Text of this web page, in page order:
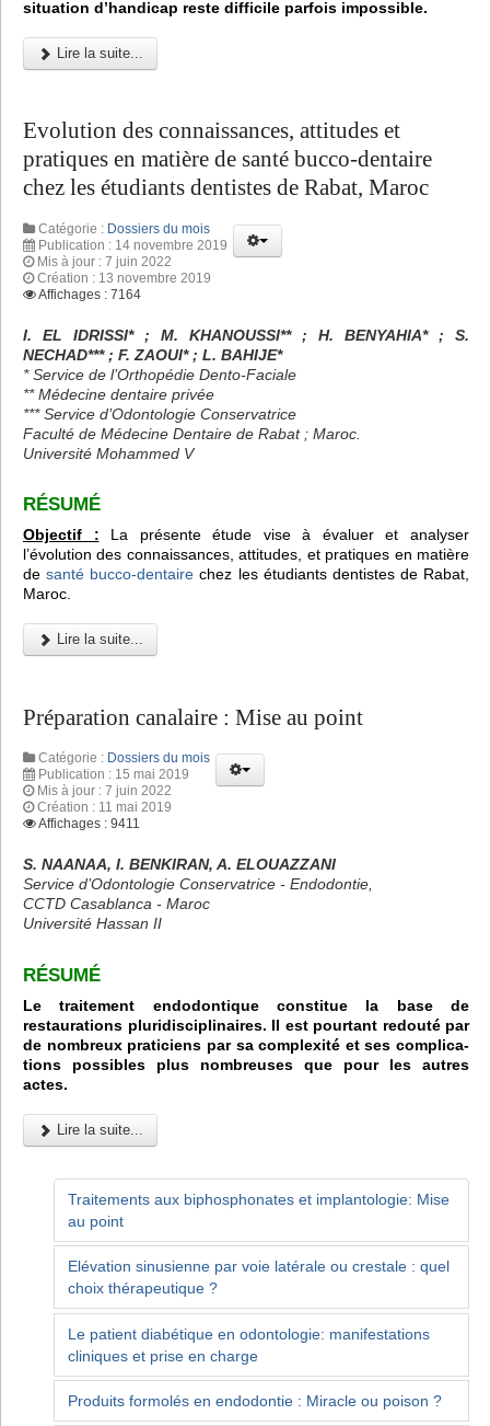
situation d’handicap reste difficile parfois impossible.
Lire la suite...
Evolution des connaissances, attitudes et
pratiques en matière de santé bucco-dentaire
chez les étudiants dentistes de Rabat, Maroc
Catégorie : Dossiers du mois
Publication : 14 novembre 2019
Mis à jour : 7 juin 2022
Création : 13 novembre 2019
Affichages : 7164
I. EL IDRISSI* ; M. KHANOUSSI** ; H. BENYAHIA* ; S.
NECHAD*** ; F. ZAOUI* ; L. BAHIJE*
* Service de l’Orthopédie Dento-Faciale
** Médecine dentaire privée
*** Service d’Odontologie Conservatrice
Faculté de Médecine Dentaire de Rabat ; Maroc.
Université Mohammed V
RÉSUMÉ
Objectif : La présente étude vise à évaluer et analyser
l’évolution des connaissances, attitudes, et pratiques en matière
desanté bucco-dentaire chez les étudiants dentistes de Rabat,
Maroc.
Lire la suite...
Préparation canalaire : Mise au point
Catégorie : Dossiers du mois
Publication : 15 mai 2019
Mis à jour : 7 juin 2022
Création : 11 mai 2019
Affichages : 9411
S. NAANAA, I. BENKIRAN, A. ELOUAZZANI
Service d’Odontologie Conservatrice - Endodontie,
CCTD Casablanca - Maroc
Université Hassan II
RÉSUMÉ
Le traitement endodontique constitue la base de
restaurations pluridisciplinaires. Il est pourtant redouté par
de nombreux praticiens par sa complexité et ses complica-
tions possibles plus nombreuses que pour les autres
actes.
Lire la suite...
Traitements aux biphosphonates et implantologie: Mise
au point
Elévation sinusienne par voie latérale ou crestale : quel
choix thérapeutique ?
Le patient diabétique en odontologie: manifestations
cliniques et prise en charge
Produits formolés en endodontie : Miracle ou poison ?